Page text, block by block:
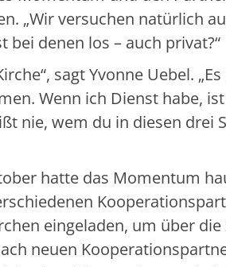
„Wir versuchen natürlich
bei denen los – auch privat?“
sagt Yvonne Uebel.
Wenn ich Dienst habe,
nie, wem du in diesen drei
hatte das Momentum
eingeladen, um über
neuen